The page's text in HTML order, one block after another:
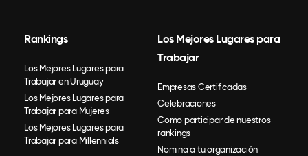
Rankings
Los Mejores Lugares para
Trabajar en Uruguay
Los Mejores Lugares para
Trabajar para Mujeres
Los Mejores Lugares para
Trabajar para Millennials
Los Mejores Lugares para
Trabajar
Empresas Certificadas
Celebraciones
Como participar de nuestros
rankings
Nomina a tu organización